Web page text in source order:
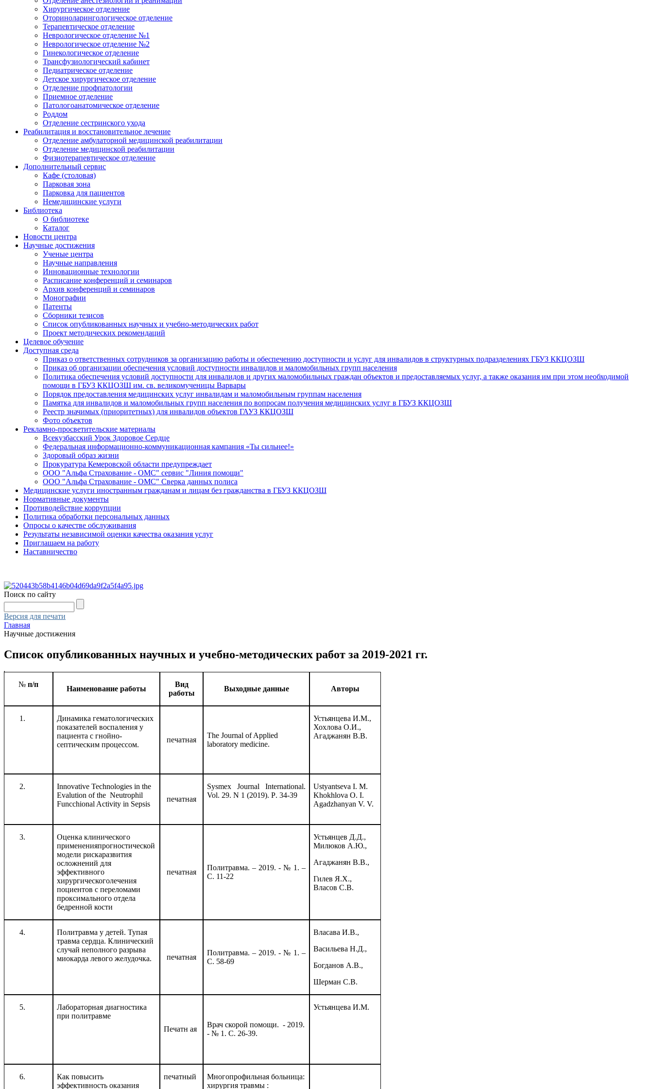
Хирургическое отделение
Оториноларингологическое отделение
Терапевтическое отделение
Неврологическое отделение №1
Неврологическое отделение №2
Гинекологическое отделение
Трансфузиологический кабинет
Педиатрическое отделение
Детское хирургическое отделение
Отделение профпатологии
Приемное отделение
Патологоанатомическое отделение
Роддом
Отделение сестринского ухода
Реабилитация и восстановительное лечение
Отделение амбулаторной медицинской реабилитации
Отделение медицинской реабилитации
Физиотерапевтическое отделение
Дополнительный сервис
Кафе (столовая)
Парковая зона
Парковка для пациентов
Немедицинские услуги
Библиотека
О библиотеке
Каталог
Новости центра
Научные достижения
Ученые центра
Научные направления
Инновационные технологии
Расписание конференций и семинаров
Архив конференций и семинаров
Монографии
Патенты
Сборники тезисов
Список опубликованных научных и учебно-методических работ
Проект методических рекомендаций
Целевое обучение
Доступная среда
Приказ о ответственных сотрудников за организацию работы и обеспечению доступности и услуг для инвалидов в структурных подразделениях ГБУЗ ККЦОЗШ
Приказ об организации обеспечения условий доступности инвалидов и маломобильных групп населения
Политика обеспечения условий доступности для инвалидов и других маломобильных граждан объектов и предоставляемых услуг, а также оказания им при этом необходимой
помощи в ГБУЗ ККЦОЗШ им. св. великомученицы Варвары
Порядок предоставления медицинских услуг инвалидам и маломобильным группам населения
Памятка для инвалидов и маломобильных групп населения по вопросам получения медицинских услуг в ГБУЗ ККЦОЗШ
Реестр значимых (приоритетных) для инвалидов объектов ГАУЗ ККЦОЗШ
Фото объектов
Рекламно-просветительские материалы
Всекузбасский Урок Здоровое Сердце
Федеральная информационно-коммуникационная кампания «Ты сильнее!»
Здоровый образ жизни
Прокуратура Кемеровской области предупреждает
ООО "Альфа Страхование - ОМС" сервис "Линия помощи"
ООО "Альфа Страхование - ОМС" Сверка данных полиса
Медицинские услуги иностранным гражданам и лицам без гражданства в ГБУЗ ККЦОЗШ
Нормативные документы
Противодействие коррупции
Политика обработки персональных данных
Опросы о качестве обслуживания
Результаты независимой оценки качества оказания услуг
Приглашаем на работу
Наставничество
Поиск по сайту
Версия для печати
Главная
Научные достижения
Список опубликованных научных и учебно-методических работ за 2019-2021 гг.
№ п/п
Наименование работы
Вид
работы
Выходные данные Авторы
Динамика гематологических
показателей воспаления у
пациента с гнойно-
септическим процессом.
печатная
The Journal of Applied
laboratory medicine.
Устьянцева И.М.,
Хохлова О.И.,
Агаджанян В.В.
Innovative Technologies in the
Evalution of the Neutrophil
Funcchional Activity in Sepsis
печатная
Sysmex Journal International.
Vol. 29. N 1 (2019). P. 34-39
Ustyantseva I. M.
Khokhlova O. I.
Agadzhanyan V. V.
Оценка клинического
примененияпрогностической
модели рискаразвития
осложнений для
эффективного
хирургическоголечения
поциентов с переломами
проксимального отдела
бедренной кости
печатная
Политравма. – 2019. - № 1. –
С. 11-22
Устьянцев Д.Д.,
Милюков А.Ю.,
Агаджанян В.В.,
Гилев Я.Х.,
Власов С.В.
Политравма у детей. Тупая
травма сердца. Клинический
случай неполного разрыва
миокарда левого желудочка.
печатная
Политравма. – 2019. - № 1. –
С. 58-69
Власава И.В.,
Васильева Н.Д.,
Богданов А.В.,
Шерман С.В.
Лабораторная диагностика
при политравме
Печатн ая
Врач скорой помощи. - 2019.
- № 1. С. 26-39.
Устьянцева И.М.
Как повысить
эффективность оказания
печатный
Многопрофильная больница:
хирургия травмы :